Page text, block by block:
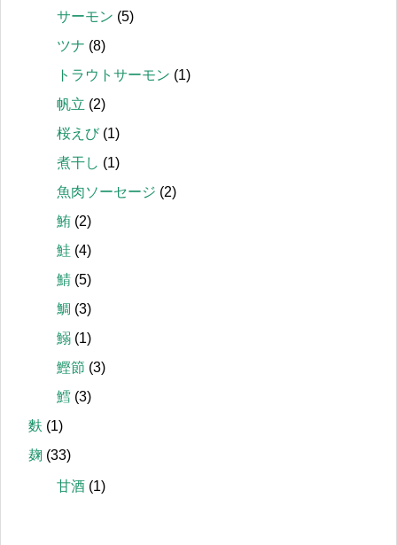
サーモン (5)
ツナ (8)
トラウトサーモン (1)
帆立 (2)
桜えび(1)
煮干し (1)
魚肉ソーセージ (2)
鮪 (2)
鮭 (4)
鯖 (5)
鯛 (3)
鰯 (1)
鰹節 (3)
鱈 (3)
麩 (1)
麹 (33)
甘酒 (1)